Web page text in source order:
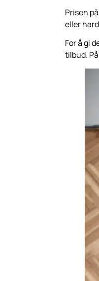
Prisen
eller
For å gi
tilbud.